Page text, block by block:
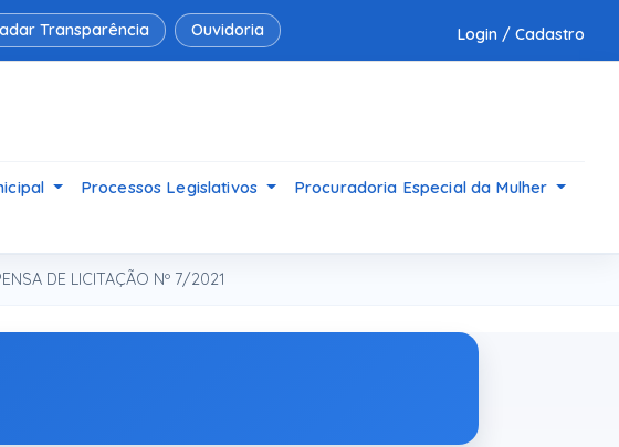
Transparência Ouvidoria Login / Cadastro
Processos Legislativos
Procuradoria Especial da Mulher
DE LICITAÇÃO Nº 7/2021